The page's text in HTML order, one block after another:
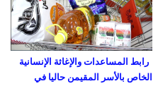
رابط المساعدات والإغاثة الإنسانية
الخاص بالأسر المقيمن حاليا في